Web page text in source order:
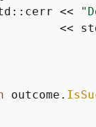
<<
<<
outcome.